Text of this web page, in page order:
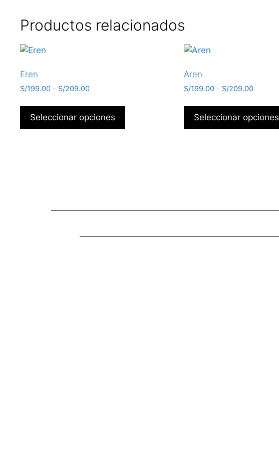
Productos relacionados
Eren
S/199.00 - S/209.00
Seleccionar opciones
Aren
S/199.00 - S/209.00
Seleccionar opciones